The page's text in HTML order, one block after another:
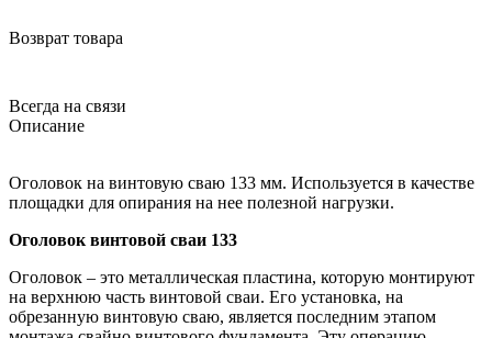
Возврат товара
Всегда на связи
Описание
Оголовок на винтовую сваю 133 мм. Используется в качестве
площадки для опирания на нее полезной нагрузки.
Оголовок винтовой сваи 133
Оголовок – это металлическая пластина, которую монтируют
на верхнюю часть винтовой сваи. Его установка, на
обрезанную винтовую сваю, является последним этапом